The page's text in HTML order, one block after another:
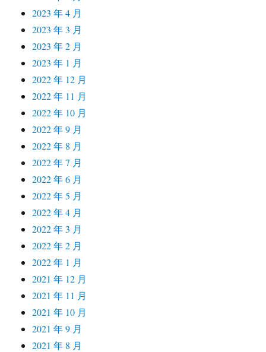
2023 年 4 月
2023 年 3 月
2023 年 2 月
2023 年 1 月
2022 年 12 月
2022 年 11 月
2022 年 10 月
2022 年 9 月
2022 年 8 月
2022 年 7 月
2022 年 6 月
2022 年 5 月
2022 年 4 月
2022 年 3 月
2022 年 2 月
2022 年 1 月
2021 年 12 月
2021 年 11 月
2021 年 10 月
2021 年 9 月
2021 年 8 月